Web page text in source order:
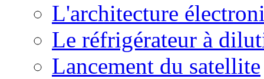
L'architecture
Le réfrigérateur à
Lancement du satellite